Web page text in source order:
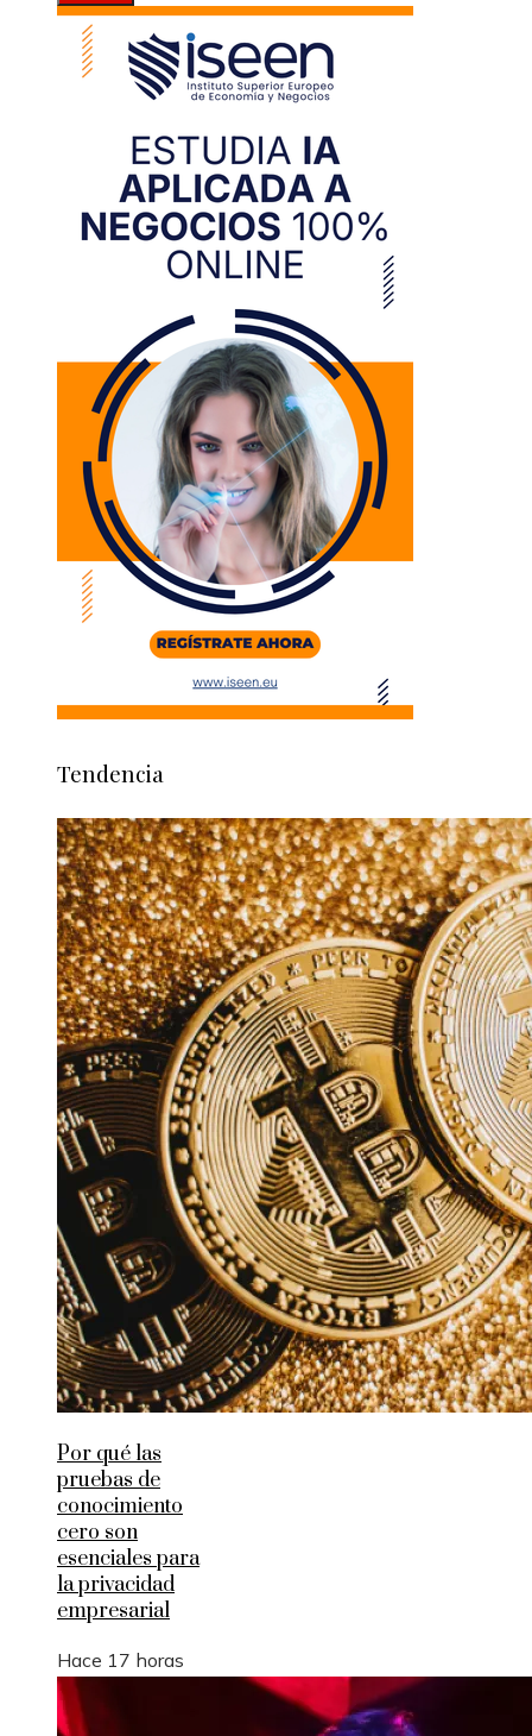
Tendencia
Por qué las
pruebas de
conocimiento
cero son
esenciales para
la privacidad
empresarial
Hace 17 horas